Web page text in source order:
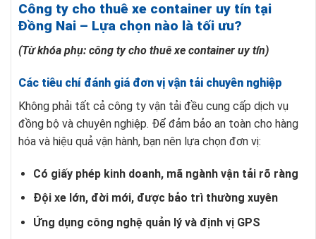
Công ty cho thuê xe container uy tín tại
Đồng Nai – Lựa chọn nào là tối ưu?
(Từ khóa phụ: công ty cho thuê xe container uy tín)
Các tiêu chí đánh giá đơn vị vận tải chuyên nghiệp
Không phải tất cả công ty vận tải đều cung cấp dịch vụ
đồng bộ và chuyên nghiệp. Để đảm bảo an toàn cho hàng
hóa và hiệu quả vận hành, bạn nên lựa chọn đơn vị:
Có giấy phép kinh doanh, mã ngành vận tải rõ ràng
Đội xe lớn, đời mới, được bảo trì thường xuyên
Ứng dụng công nghệ quản lý và định vị GPS